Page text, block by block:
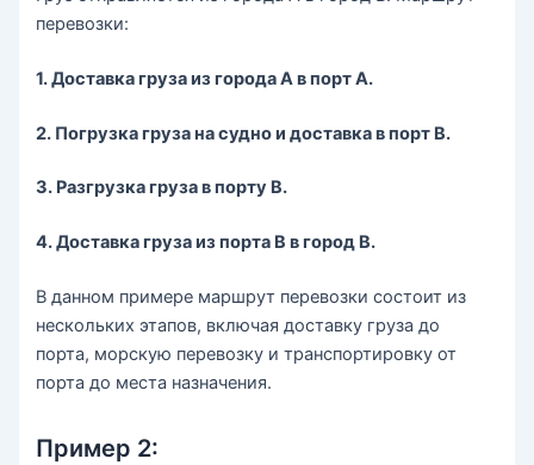
перевозки:
1. Доставка груза из города А в порт А.
2. Погрузка груза на судно и доставка в порт В.
3. Разгрузка груза в порту В.
4. Доставка груза из порта В в город В.
В данном примере маршрут перевозки состоит из
нескольких этапов, включая доставку груза до
порта, морскую перевозку и транспортировку от
порта до места назначения.
Пример 2: